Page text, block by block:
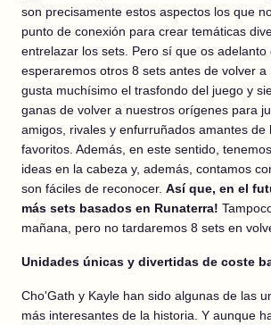
son precisamente estos aspectos los que
punto de conexión para crear temáticas
entrelazar los sets. Pero sí que os adelanto
esperaremos otros 8 sets antes de volver a
gusta muchísimo el trasfondo del juego y
ganas de volver a nuestros orígenes para
amigos, rivales y enfurruñados amantes de
favoritos. Además, en este sentido,
ideas en la cabeza y, además, contamos
son fáciles de reconocer. Así que, en el
más sets basados en Runaterra!
mañana, pero no tardaremos 8 sets en
Unidades únicas y divertidas de coste
Cho'Gath y Kayle han sido algunas de las
más interesantes de la historia. Y aunque